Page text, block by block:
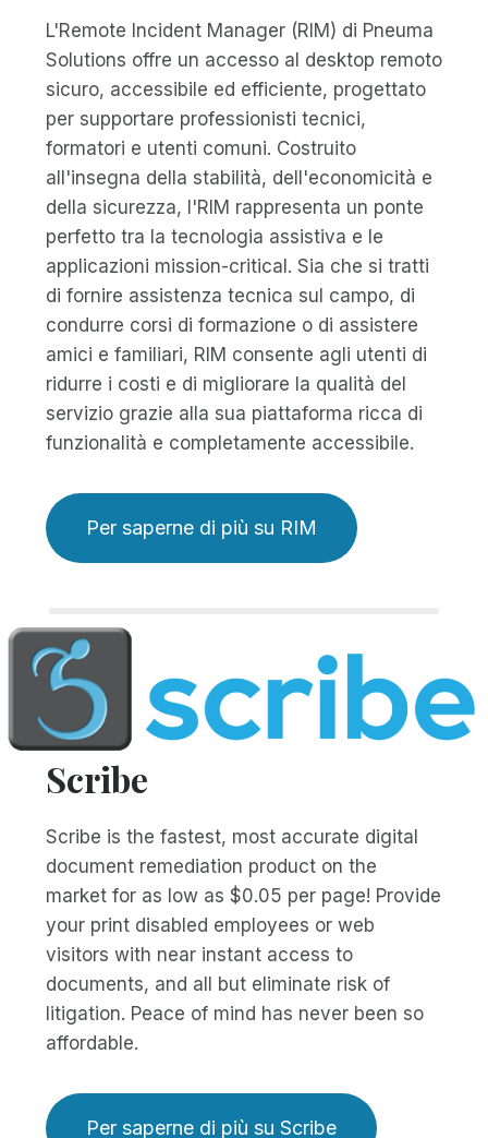
L'Remote Incident Manager (RIM) di Pneuma
Solutions offre un accesso al desktop remoto
sicuro, accessibile ed efficiente, progettato
per supportare professionisti tecnici,
formatori e utenti comuni. Costruito
all'insegna della stabilità, dell'economicità e
della sicurezza, l'RIM rappresenta un ponte
perfetto tra la tecnologia assistiva e le
applicazioni mission-critical. Sia che si tratti
di fornire assistenza tecnica sul campo, di
condurre corsi di formazione o di assistere
amici e familiari, RIM consente agli utenti di
ridurre i costi e di migliorare la qualità del
servizio grazie alla sua piattaforma ricca di
funzionalità e completamente accessibile.
Per saperne di più su RIM
Scribe
Scribe is the fastest, most accurate digital
document remediation product on the
market for as low as $0.05 per page! Provide
your print disabled employees or web
visitors with near instant access to
documents, and all but eliminate risk of
litigation. Peace of mind has never been so
affordable.
Per saperne di più su Scribe